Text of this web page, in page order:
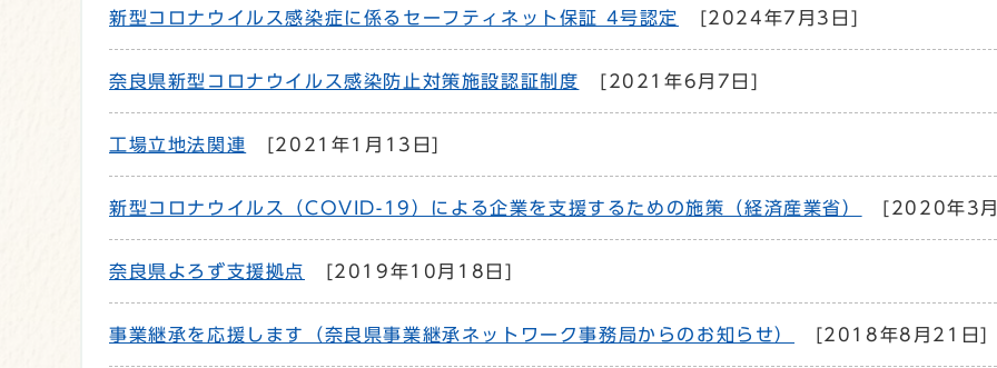
新型コロナウイルス感染症に係るセーフティネット保証 4号認定 [2024年7月3日]
奈良県新型コロナウイルス感染防止対策施設認証制度 [2021年6月7日]
工場立地法関連 [2021年1月13日]
新型コロナウイルス（COVID-19）による企業を支援するための施策（経済産業省） [2020年3
奈良県よろず支援拠点 [2019年10月18日]
事業継承を応援します（奈良県事業継承ネットワーク事務局からのお知らせ） [2018年8月21日]